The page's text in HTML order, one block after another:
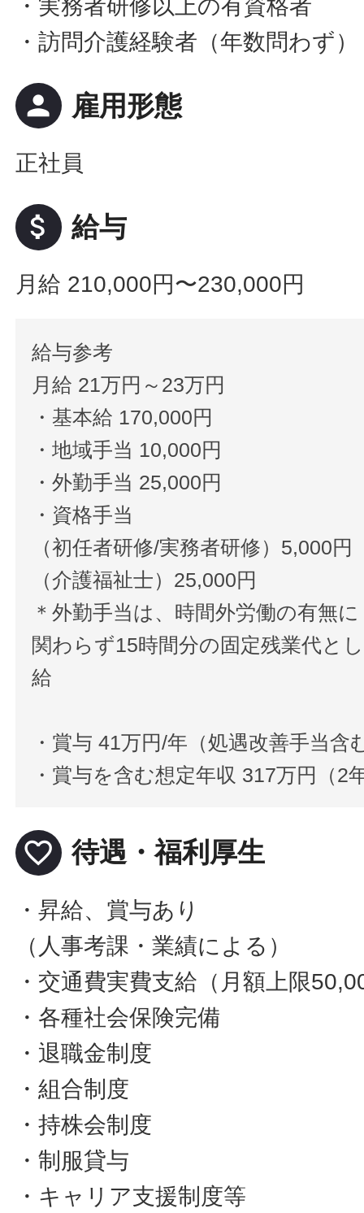
・実務者研修以上の有資格者
・訪問介護経験者（年数問わず）
person 雇用形態
正社員
attach_money 給与
月給 210,000円〜230,000円
給与参考
月給 21万円～23万円
・基本給 170,000円
・地域手当 10,000円
・外勤手当 25,000円
・資格手当
（初任者研修/実務者研修）5,000円
（介護福祉士）25,000円
＊外勤手当は、時間外労働の有無に
関わらず15時間分の固定残業代と
給
・賞与 41万円/年（処遇改善手当含
・賞与を含む想定年収 317万円（2
favorite_border 待遇・福利厚生
・昇給、賞与あり
（人事考課・業績による）
・交通費実費支給（月額上限
・各種社会保険完備
・退職金制度
・組合制度
・持株会制度
・制服貸与
・キャリア支援制度等